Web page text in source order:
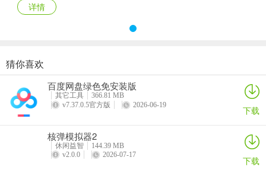
2. 热门推荐：首页不定时更新火热商品，助您了解婚庆布置流行趋势
选。
4. 节日活动：依不同节日举办促销，享满减或折扣福利。
5. 搜索栏：精准找商品，输入名字或关键词即可显示。
大好婚礼人会员如何加入
详情
猜你喜欢
百度网盘绿色免安装版
其它工具
366.81 MB
v7.37.0.5官方版
2026-06-19 下载
核弹模拟器2
休闲益智
144.39 MB
v2.0.0
2026-07-17 下载